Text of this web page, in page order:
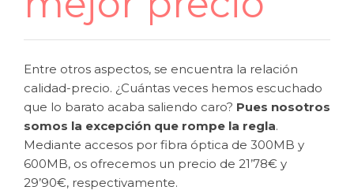
Entre otros aspectos, se encuentra la relación
calidad-precio. ¿Cuántas veces hemos escuchado
que lo barato acaba saliendo caro? Pues nosotros
somos la excepción que rompe la regla.
Mediante accesos por fibra óptica de 300MB y
600MB, os ofrecemos un precio de 21’78€ y
29’90€, respectivamente.